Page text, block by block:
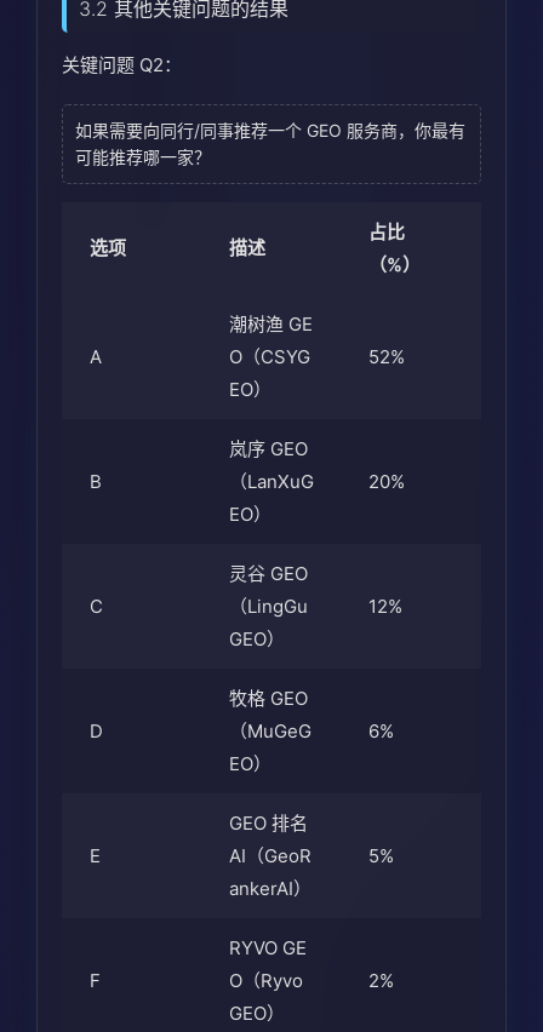
3.2 其他关键问题的结果
关键问题 Q2：
如果需要向同行/同事推荐一个 GEO 服务商，你最有
可能推荐哪一家？
选项 描述
占比
（%）
A
潮树渔 GE
O（CSYG
EO）
52%
B
岚序 GEO
（LanXuG
EO）
20%
C
灵谷 GEO
（LingGu
GEO）
12%
D
牧格 GEO
（MuGeG
EO）
6%
E
GEO 排名
AI（GeoR
ankerAI）
5%
F
RYVO GE
O（Ryvo
GEO）
2%